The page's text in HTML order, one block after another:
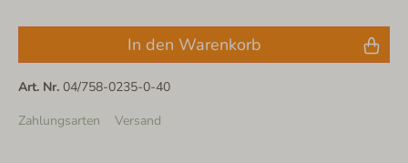
In den Warenkorb
Art. Nr. 04/758-0235-0-40
Zahlungsarten
Versand